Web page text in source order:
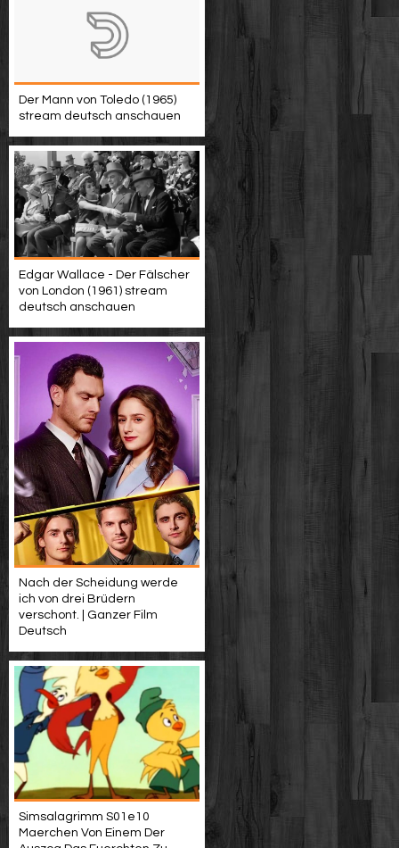
Der Mann von Toledo (1965)
stream deutsch anschauen
Edgar Wallace - Der Fälscher
von London (1961) stream
deutsch anschauen
Nach der Scheidung werde
ich von drei Brüdern
verschont. | Ganzer Film
Deutsch
Simsalagrimm S01e10
Maerchen Von Einem Der